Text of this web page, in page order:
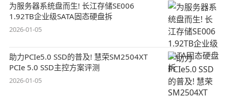
为服务器系统盘而生! 长江存储SE006
1.92TB企业级SATA固态硬盘拆
2026-01-05
助力PCIe5.0 SSD的普及! 慧荣SM2504XT
PCIe 5.0 SSD主控方案评测
2026-01-05